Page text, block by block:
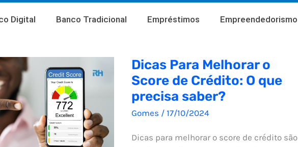
Digital Banco Tradicional Empréstimos Empreendedorismo
Dicas Para Melhorar o
Score de Crédito: O que
precisa saber?
Gomes / 17/10/2024
Dicas para melhorar o score de crédito são